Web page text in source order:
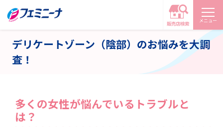
メニュー
デリケートゾーン（陰部）のお悩みを大調
査！
多くの女性が悩んでいるトラブルと
は？